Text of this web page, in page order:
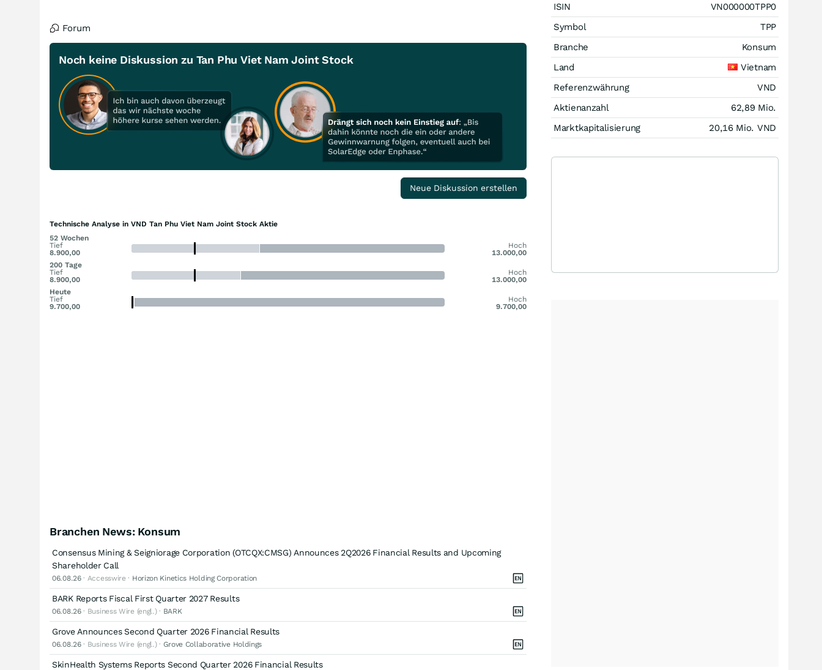
Forum
Noch keine Diskussion zu Tan Phu Viet Nam Joint Stock
Neue Diskussion erstellen
Technische Analyse in VND Tan Phu Viet Nam Joint Stock Aktie
52 Wochen
Tief
8.900,00
Hoch
13.000,00
200 Tage
Tief
8.900,00
Hoch
13.000,00
Heute
Tief
9.700,00
Hoch
9.700,00
Branchen News: Konsum
Consensus Mining & Seigniorage Corporation (OTCQX:CMSG) Announces 2Q2026 Financial Results and Upcoming
Shareholder Call
06.08.26· Accesswire · Horizon Kinetics Holding Corporation
BARK Reports Fiscal First Quarter 2027 Results
06.08.26· Business Wire (engl.) · BARK
Grove Announces Second Quarter 2026 Financial Results
06.08.26· Business Wire (engl.) · Grove Collaborative Holdings
SkinHealth Systems Reports Second Quarter 2026 Financial Results
ISIN
VN000000TPP0
Symbol
TPP
Branche
Konsum
Land
Vietnam
Referenzwährung
VND
Aktienanzahl
62,89 Mio.
Marktkapitalisierung
20,16 Mio. VND